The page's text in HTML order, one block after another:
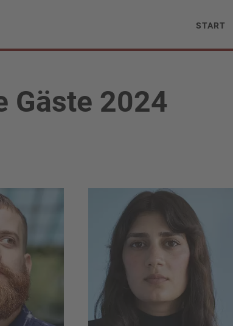
START
Gäste 2024